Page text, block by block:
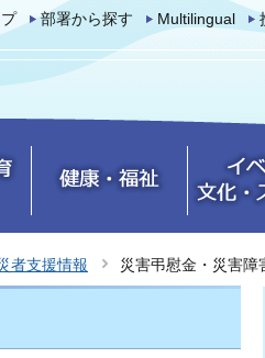
部署から探す Multilingual
者支援情報 災害弔慰金・災害障